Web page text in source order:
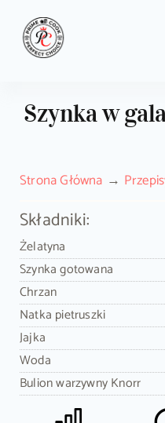
content
Search
for:
Sklep
Szynka w
Strona Główna
Składniki:
Żelatyna
Szynka gotowana
Chrzan
Natka pietruszki
Jajka
Woda
Bulion warzywny Knorr